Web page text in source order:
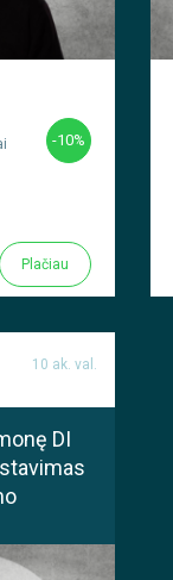
-10%
Plačiau
10 ak. val.
DI